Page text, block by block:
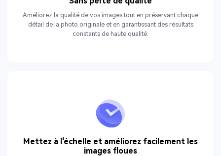
Améliorez la qualité de vos images tout en préservant chaque
détail de la photo originale et en garantissant des résultats
constants de haute qualité.
Mettez à l'échelle et améliorez facilement les
images floues